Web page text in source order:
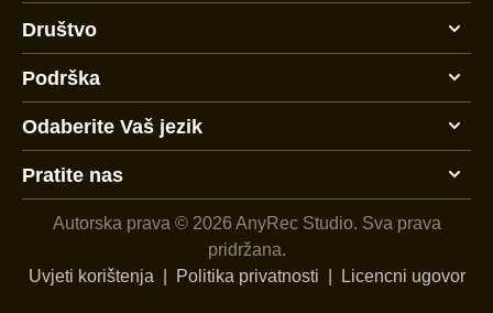
Društvo
Podrška
Odaberite Vaš jezik
Pratite nas
Autorska prava © 2026 AnyRec Studio. Sva prava
pridržana.
Uvjeti korištenja
Politika privatnosti Licencni ugovor